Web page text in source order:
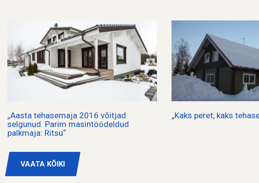
„Aasta tehasemaja 2016 võitjad
selgunud. Parim masintöödeldud
palkmaja: Ritsu“
„Kaks peret, kaks
VAATA KÕIKI